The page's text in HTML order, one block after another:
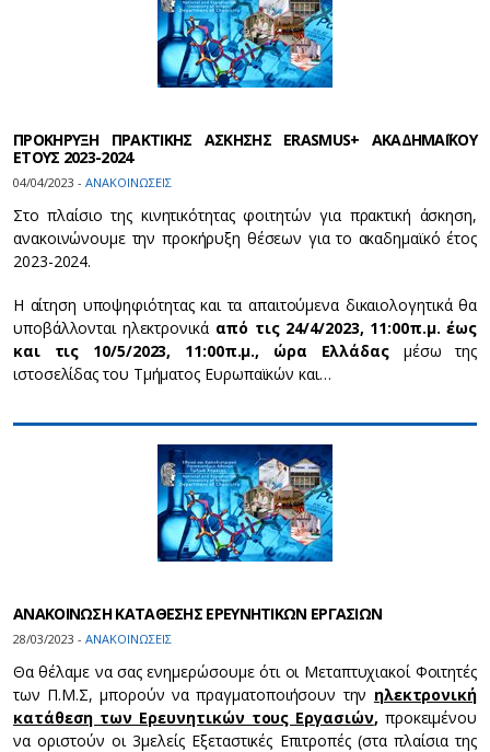
ΠΡΟΚΗΡΥΞΗ ΠΡΑΚΤΙΚΗΣ ΑΣΚΗΣΗΣ ERASMUS+ ΑΚΑΔΗΜΑΪΚΟΥ
ΕΤΟΥΣ 2023-2024
04/04/2023 - ΑΝΑΚΟΙΝΩΣΕΙΣ
Στο πλαίσιο της κινητικότητας φοιτητών για πρακτική άσκηση,
ανακοινώνουμε την προκήρυξη θέσεων για το ακαδημαϊκό έτος
2023-2024.
Η αίτηση υποψηφιότητας και τα απαιτούμενα δικαιολογητικά θα
υποβάλλονται ηλεκτρονικά από τις 24/4/2023, 11:00π.μ. έως
και τις 10/5/2023, 11:00π.μ., ώρα Ελλάδας μέσω της
ιστοσελίδας του Τμήματος Ευρωπαϊκών και…
ΑΝΑΚΟΙΝΩΣΗ ΚΑΤΑΘΕΣΗΣ ΕΡΕΥΝΗΤΙΚΩΝ ΕΡΓΑΣΙΩΝ
28/03/2023 - ΑΝΑΚΟΙΝΩΣΕΙΣ
Θα θέλαμε να σας ενημερώσουμε ότι οι Μεταπτυχιακοί Φοιτητές
των Π.Μ.Σ, μπορούν να πραγματοποιήσουν την ηλεκτρονική
κατάθεση των Ερευνητικών τους Εργασιών, προκειμένου
να οριστούν οι 3μελείς Εξεταστικές Επιτροπές (στα πλαίσια της